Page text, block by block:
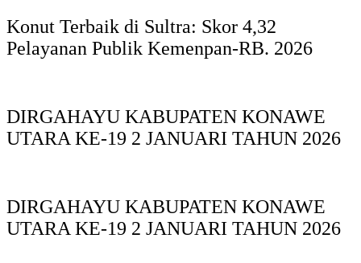
Konut Terbaik di Sultra: Skor 4,32
Pelayanan Publik Kemenpan-RB. 2026
DIRGAHAYU KABUPATEN KONAWE
UTARA KE-19 2 JANUARI TAHUN 2026
DIRGAHAYU KABUPATEN KONAWE
UTARA KE-19 2 JANUARI TAHUN 2026